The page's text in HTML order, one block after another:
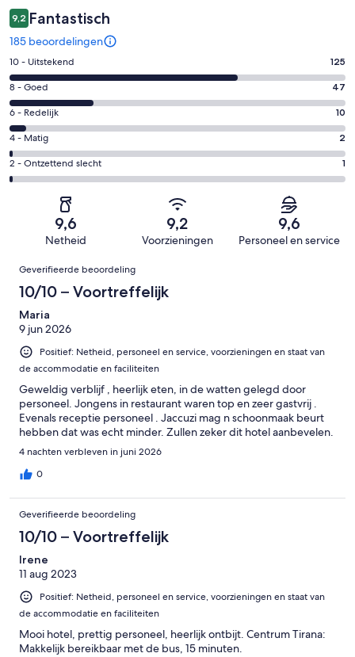
9,2 Fantastisch
185 beoordelingen
Gastenscore:
10
-
Uitstekend.
125
van
185
beoordelingen
10 - Uitstekend 125
Gastenscore:
8
-
Goed.
47
van
beoordelingen
8 - Goed 47
Gastenscore:
6
-
Redelijk.
10
beoordelingen
6 - Redelijk 10
Gastenscore:
4
-
4 - Matig 2
Gastenscore:
2
Ontzettend
van
beoordelingen
2 - Ontzettend slecht 1
9,6
Netheid
9,2
Voorzieningen
9,6
Personeel en service
Beoordelingen
Geverifieerde beoordeling
10/10 – Voortreffelijk
Maria
9 jun 2026
Positief: Netheid, personeel en service, voorzieningen en staat van
de accommodatie en faciliteiten
Geweldig verblijf , heerlijk eten, in de watten gelegd door
personeel. Jongens in restaurant waren top en zeer gastvrij .
Evenals receptie personeel . Jaccuzi mag n schoonmaak beurt
hebben dat was echt minder. Zullen zeker dit hotel aanbevelen.
4 nachten verbleven in juni 2026
0
Geverifieerde beoordeling
10/10 – Voortreffelijk
Irene
11 aug 2023
Positief: Netheid, personeel en service, voorzieningen en staat van
de accommodatie en faciliteiten
Mooi hotel, prettig personeel, heerlijk ontbijt. Centrum Tirana:
Makkelijk bereikbaar met de bus, 15 minuten.